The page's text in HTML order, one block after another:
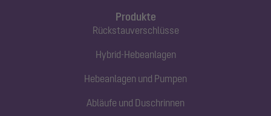
Produkte
Rückstauverschlüsse
Hybrid-Hebeanlagen
Hebeanlagen und Pumpen
Abläufe und Duschrinnen